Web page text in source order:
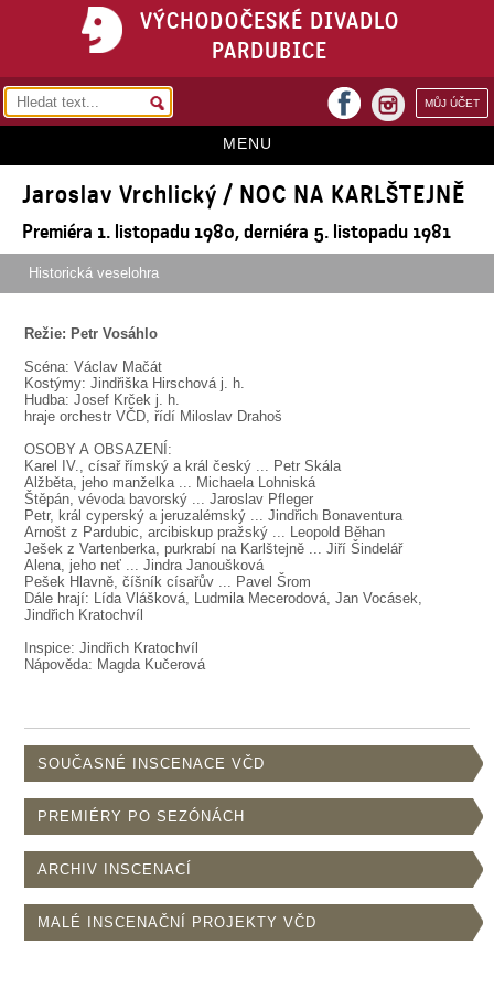
VÝCHODOČESKÉ DIVADLO
PARDUBICE
MŮJ ÚČET
facebook
MENU
HOME
PROGRAM
KONTAKTY
SOUBOR
DÁLE NABÍZÍME
Jaroslav Vrchlický / NOC NA KARLŠTEJNĚ
Premiéra 1. listopadu 1980, derniéra 5. listopadu 1981
Historická veselohra
Režie: Petr Vosáhlo
Scéna: Václav Mačát
Kostýmy: Jindřiška Hirschová j. h.
Hudba: Josef Krček j. h.
hraje orchestr VČD, řídí Miloslav Drahoš
OSOBY A OBSAZENÍ:
Karel IV., císař římský a král český ... Petr Skála
Alžběta, jeho manželka ... Michaela Lohniská
Štěpán, vévoda bavorský ... Jaroslav Pfleger
Petr, král cyperský a jeruzalémský ... Jindřich Bonaventura
Arnošt z Pardubic, arcibiskup pražský ... Leopold Běhan
Ješek z Vartenberka, purkrabí na Karlštejně ... Jiří Šindelář
Alena, jeho neť ... Jindra Janoušková
Pešek Hlavně, číšník císařův ... Pavel Šrom
Dále hrají: Lída Vlášková, Ludmila Mecerodová, Jan Vocásek,
Jindřich Kratochvíl
Inspice: Jindřich Kratochvíl
Nápověda: Magda Kučerová
SOUČASNÉ INSCENACE VČD
PREMIÉRY PO SEZÓNÁCH
ARCHIV INSCENACÍ
MALÉ INSCENAČNÍ PROJEKTY VČD